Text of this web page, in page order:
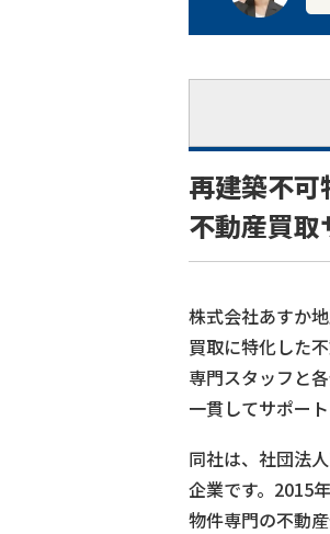
再建築不
不動産買取
株式会社あすか
買取に特化した
専門スタッフと
一貫してサポート
同社は、社団法
企業です。2015
物件専門の不動